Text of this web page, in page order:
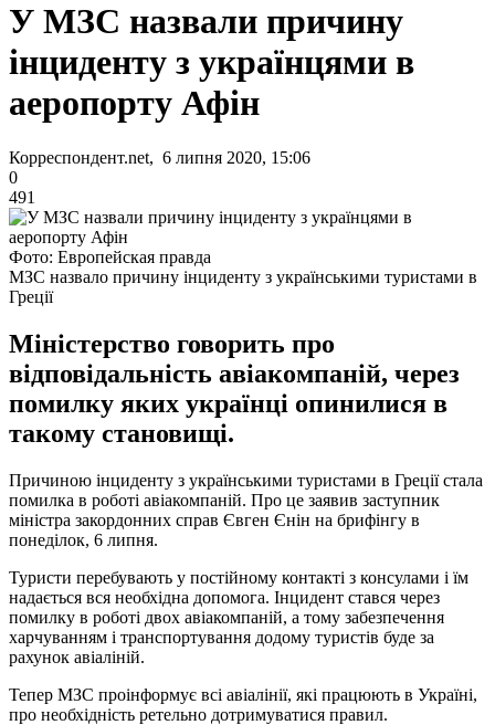
У МЗС назвали причину
інциденту з українцями в
аеропорту Афін
Корреспондент.net, 6 липня 2020, 15:06
0
491
Фото: Европейская правда
МЗС назвало причину інциденту з українськими туристами в
Греції
Міністерство говорить про
відповідальність авіакомпаній, через
помилку яких українці опинилися в
такому становищі.
Причиною інциденту з українськими туристами в Греції стала
помилка в роботі авіакомпаній. Про це заявив заступник
міністра закордонних справ Євген Єнін на брифінгу в
понеділок, 6 липня.
Туристи перебувають у постійному контакті з консулами і їм
надається вся необхідна допомога. Інцидент стався через
помилку в роботі двох авіакомпаній, а тому забезпечення
харчуванням і транспортування додому туристів буде за
рахунок авіаліній.
Тепер МЗС проінформує всі авіалінії, які працюють в Україні,
про необхідність ретельно дотримуватися правил.